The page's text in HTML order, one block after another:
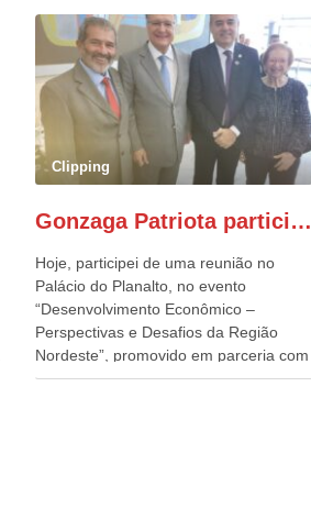
Clipping
Gonzaga Patriota participa de evento em prol do desenvolvimento do Nordeste
Hoje, participei de uma reunião no
Palácio do Planalto, no evento
“Desenvolvimento Econômico –
Perspectivas e Desafios da Região
Nordeste”, promovido em parceria com
o Consórcio Nordeste. Na pauta do